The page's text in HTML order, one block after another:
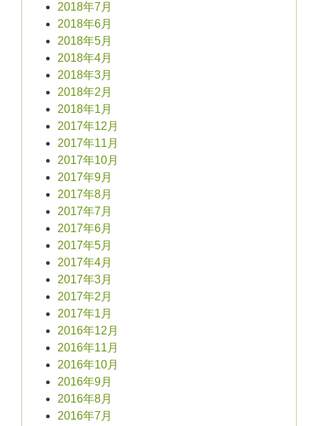
2018年7月
2018年6月
2018年5月
2018年4月
2018年3月
2018年2月
2018年1月
2017年12月
2017年11月
2017年10月
2017年9月
2017年8月
2017年7月
2017年6月
2017年5月
2017年4月
2017年3月
2017年2月
2017年1月
2016年12月
2016年11月
2016年10月
2016年9月
2016年8月
2016年7月